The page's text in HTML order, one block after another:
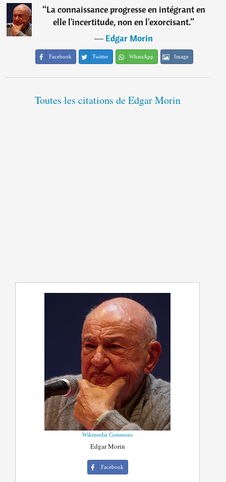
“La connaissance progresse en intégrant en
elle l'incertitude, non en l'exorcisant.”
―Edgar Morin
Facebook Twitter WhatsApp Image
Toutes les citations de Edgar Morin
Wikimedia Commons
Edgar Morin
Facebook